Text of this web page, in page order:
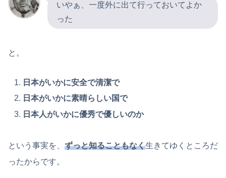
いやぁ、一度外に出て行っておいてよか
った
と。
日本がいかに安全で清潔で
日本がいかに素晴らしい国で
日本人がいかに優秀で優しいのか
という事実を、 ずっと知ることもなく生きてゆくところだ
ったからです。